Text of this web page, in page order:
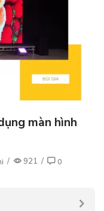
màn hình
/ 921 / 0